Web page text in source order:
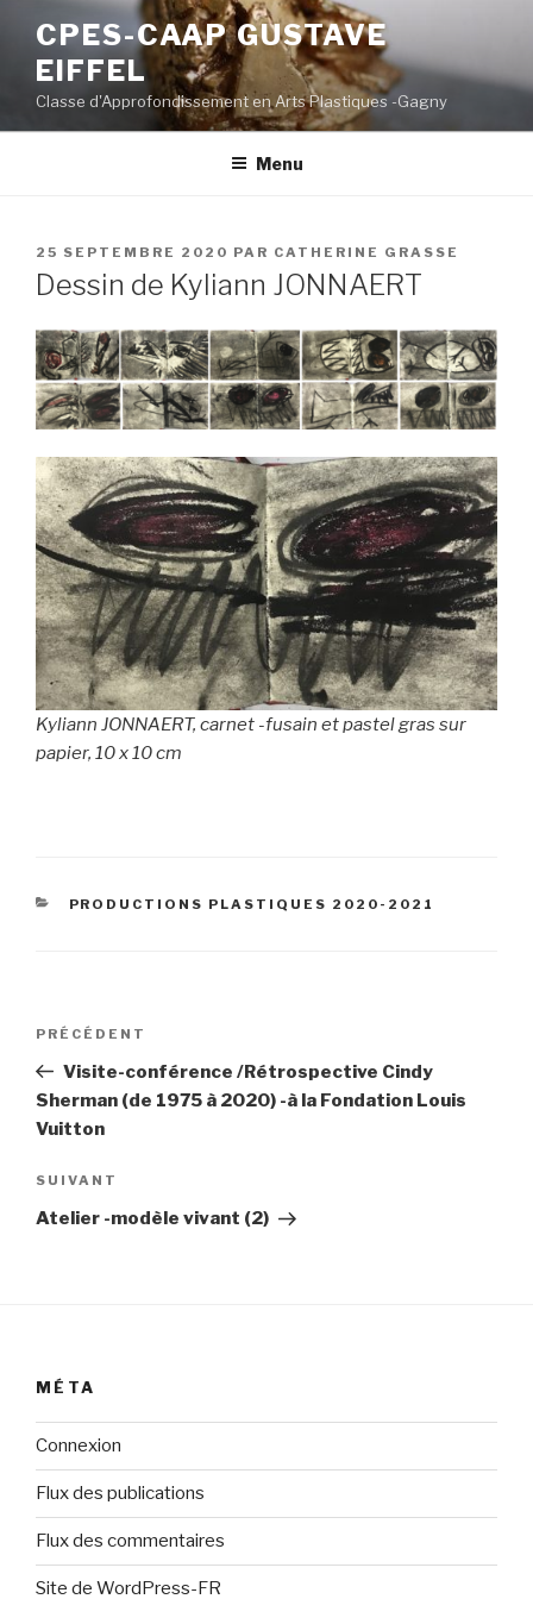
contenu
principal
CPES-CAAP GUSTAVE
EIFFEL
Classe d'Approfondissement en Arts Plastiques -Gagny
Menu
PUBLIÉ
LE
25 SEPTEMBRE 2020 PAR CATHERINE GRASSE
Dessin de Kyliann JONNAERT
Kyliann JONNAERT, carnet -fusain et pastel gras sur
papier, 10 x 10 cm
CATÉGORIES
PRODUCTIONS PLASTIQUES 2020-2021
Navigation
l’article
Article
précédent
PRÉCÉDENT
Visite-conférence /Rétrospective Cindy
Sherman (de 1975 à 2020) -à la Fondation Louis
Vuitton
Article
suivant
SUIVANT
Atelier -modèle vivant (2)
MÉTA
Connexion
Flux des publications
Flux des commentaires
Site de WordPress-FR